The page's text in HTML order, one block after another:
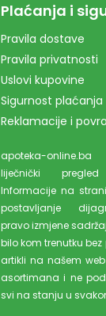
Plaćanja i
Pravila dostave
Pravila privatnosti
Uslovi kupovine
Sigurnost plaćanja
Reklamacije i
apoteka-
liječnički
Informacije na
postavljanje
pravo izmjene
bilo kom trenutku
artikli na našem
asortimana i ne
svi na stanju u